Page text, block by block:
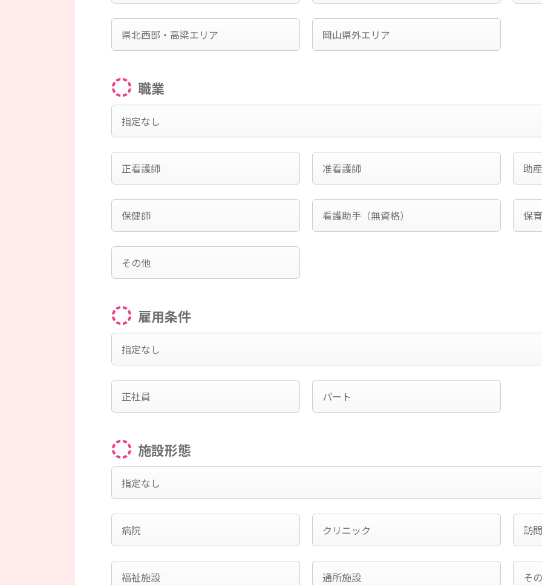
県北西部・高梁エリア 岡山県外エリア
職業
指定なし
正看護師 准看護師 助
保健師 看護助手（無資格） 保
その他
雇用条件
指定なし
正社員 パート
施設形態
指定なし
病院 クリニック 訪問
福祉施設 通所施設 そ